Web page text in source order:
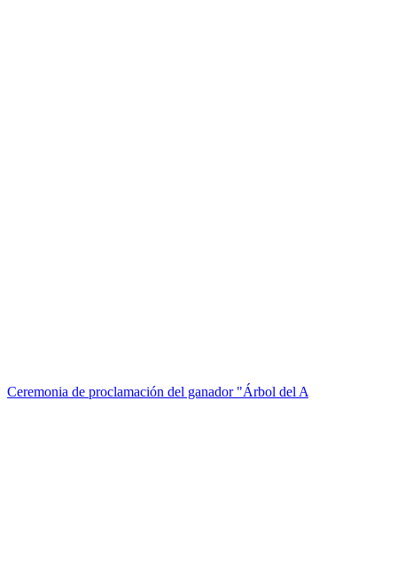
Ceremonia de proclamación del ganador "Árbol del A